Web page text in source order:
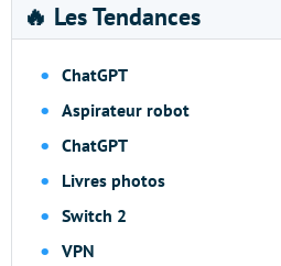
🔥 Les Tendances
ChatGPT
Aspirateur robot
ChatGPT
Livres photos
Switch 2
VPN